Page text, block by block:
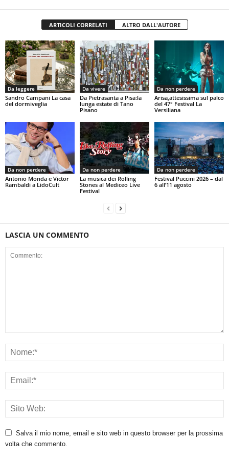
ARTICOLI CORRELATI ALTRO DALL'AUTORE
Da leggere
Sandro Campani La casa
del dormiveglia
Da vivere
Da Pietrasanta a Pisa:la
lunga estate di Tano
Pisano
Da non perdere
Arisa,attesissima sul palco
del 47° Festival La
Versiliana
Da non perdere
Antonio Monda e Victor
Rambaldi a LidoCult
Da non perdere
La musica dei Rolling
Stones al Mediceo Live
Festival
Da non perdere
Festival Puccini 2026 – dal
6 all’11 agosto
LASCIA UN COMMENTO
Salva il mio nome, email e sito web in questo browser per la prossima
volta che commento.